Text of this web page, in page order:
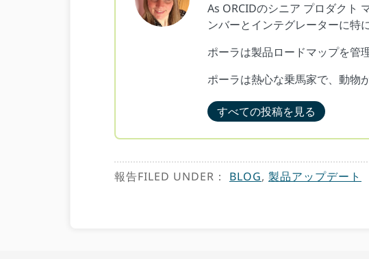
As ORCIDのシニア プロダクト
ンバーとインテグレーターに特
ポーラは製品ロードマップを管
ポーラは熱心な乗馬家で、動物
すべての投稿を見る
報告FILED UNDER： BLOG, 製品アップデート